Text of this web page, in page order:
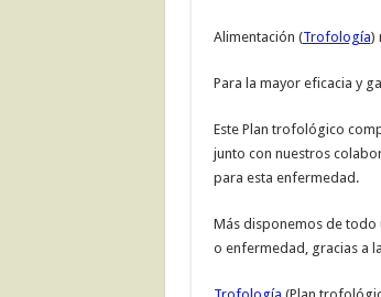
Alimentación (Trofología)
Para la mayor eficacia y
Este Plan trofológico
junto con nuestros
para esta enfermedad.
Más disponemos de todo
o enfermedad, gracias a